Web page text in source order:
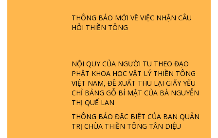
THÔNG BÁO MỚI VỀ VIỆC NHẬN CÂU
HỎI THIỀN TÔNG
NỘI QUY CỦA NGƯỜI TU THEO ĐẠO
PHẬT KHOA HỌC VẬT LÝ THIỀN TÔNG
VIỆT NAM, ĐỀ XUẤT THU LẠI GIẤY YẾU
CHỈ BẢNG GỖ BÍ MẬT CỦA BÀ NGUYỄN
THỊ QUẾ LAN
THÔNG BÁO ĐẶC BIỆT CỦA BAN QUẢN
TRỊ CHÙA THIỀN TÔNG TÂN DIỆU
TTTD
GIẢI ĐÁP THIỀN TÔNG ĐẶC BIỆT P22 - TẠI
SAO TRÁI ĐẤT NHIỀU THIÊN TAI - LŨ LỤT
- HỎA HOẠN | TTTD
GIẢI ĐÁP THIỀN TÔNG ĐẶC BIỆT P21 - TẠI